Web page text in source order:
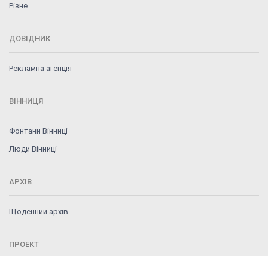
Різне
ДОВІДНИК
Рекламна агенція
ВІННИЦЯ
Фонтани Вінниці
Люди Вінниці
АРХІВ
Щоденний архів
ПРОЕКТ